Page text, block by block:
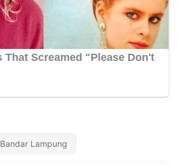
Bandar Lampung